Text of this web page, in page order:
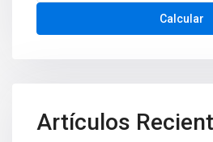
Calcular
Artículos
Planes de Altamira, del TipTop
oficina 6